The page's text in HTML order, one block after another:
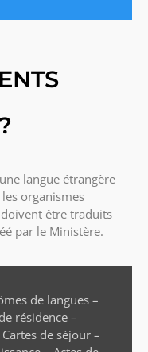
langue étrangère
organismes
être traduits
par le Ministère.
de langues –
résidence –
de séjour –